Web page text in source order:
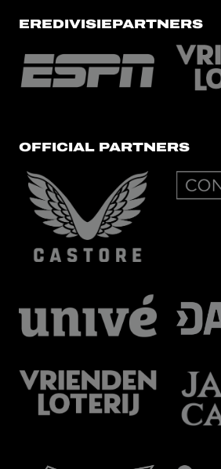
EREDIVISIEPARTNERS
OFFICIAL PARTNERS